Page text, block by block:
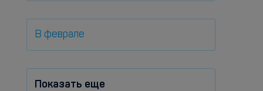
В феврале
Показать еще